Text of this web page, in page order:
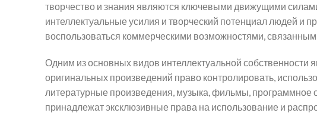
творчество и знания являются ключевыми движущими
интеллектуальные усилия и творческий потенциал людей и
воспользоваться коммерческими возможностями,
Одним из основных видов интеллектуальной собственности
оригинальных произведений право контролировать,
литературные произведения, музыка, фильмы, программное
принадлежат эксклюзивные права на использование и